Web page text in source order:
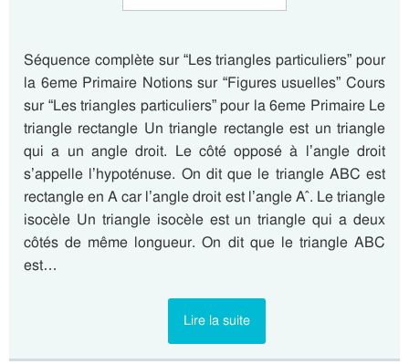
Séquence complète sur “Les triangles particuliers” pour
la 6eme Primaire Notions sur “Figures usuelles” Cours
sur “Les triangles particuliers” pour la 6eme Primaire Le
triangle rectangle Un triangle rectangle est un triangle
qui a un angle droit. Le côté opposé à l’angle droit
s’appelle l’hypoténuse. On dit que le triangle ABC est
rectangle en A car l’angle droit est l’angle A ̂. Le triangle
isocèle Un triangle isocèle est un triangle qui a deux
côtés de même longueur. On dit que le triangle ABC
est…
Lire la suite